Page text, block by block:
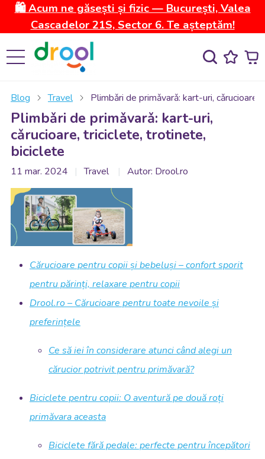
🛍️ Acum ne găsești și fizic — București, Valea
Cascadelor 21S, Sector 6. Te așteptăm!
Blog Travel Plimbǎri de primǎvarǎ: kart-uri,
Plimbǎri de primǎvarǎ: kart-uri,
cǎrucioare, triciclete, trotinete,
biciclete
11 mar. 2024 Travel Autor: Drool.ro
Cărucioare pentru copii și bebeluși – confort sporit
pentru părinți, relaxare pentru copii
Drool.ro – Cărucioare pentru toate nevoile și
preferințele
Ce să iei în considerare atunci când alegi un
cărucior potrivit pentru primăvară?
Biciclete pentru copii: O aventură pe două roți
primăvara aceasta
Biciclete fără pedale: perfecte pentru începători